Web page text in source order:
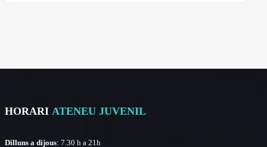
HORARI ATENEU JUVENIL
Dilluns a dijous: 7.30 h a 21h